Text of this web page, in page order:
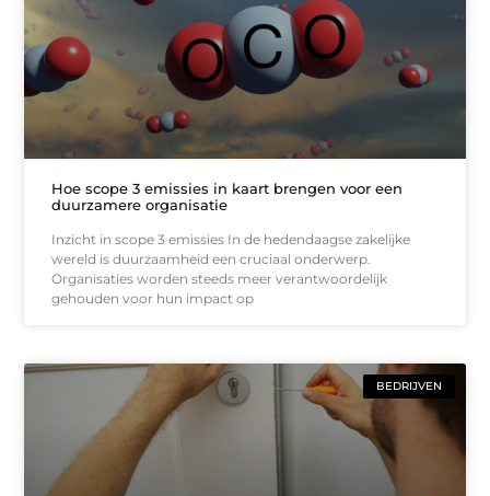
Hoe scope 3 emissies in kaart brengen voor een
duurzamere organisatie
Inzicht in scope 3 emissies In de hedendaagse zakelijke
wereld is duurzaamheid een cruciaal onderwerp.
Organisaties worden steeds meer verantwoordelijk
gehouden voor hun impact op
BEDRIJVEN